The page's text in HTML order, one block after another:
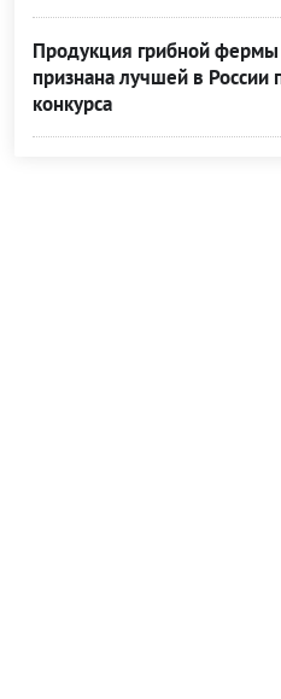
Продукция грибной фермы
признана лучшей в России
конкурса